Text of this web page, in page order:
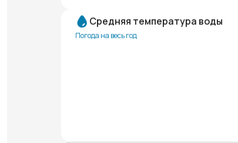
Средняя температура воды
Погода на весь год